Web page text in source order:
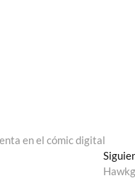
en el cómic digital